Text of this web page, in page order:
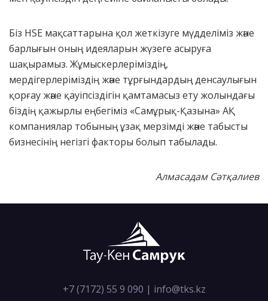
Біз HSE мақсаттарына қол жеткізуге мүдделіміз және
барлығын оның идеяларын жүзеге асыруға
шақырамыз. Жұмыскерлеріміздің,
мердігерлеріміздің және тұрғындардың денсаулығын
қорғау және қауіпсіздігін қамтамасыз ету жолындағы
біздің қажырлы еңбегіміз «Самұрық-Қазына» АҚ
компаниялар тобының ұзақ мерзімді және табысты
бизнесінің негізгі факторы болып табылады.
Алмасадам Сәтқалиев
+7 (7172) 55 9 090 | info@tks.kz